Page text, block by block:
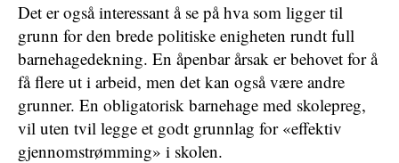
Det er også interessant å se på hva som ligger til
grunn for den brede politiske enigheten rundt full
barnehagedekning. En åpenbar årsak er behovet for å
få flere ut i arbeid, men det kan også være andre
grunner. En obligatorisk barnehage med skolepreg,
vil uten tvil legge et godt grunnlag for «effektiv
gjennomstrømming» i skolen.